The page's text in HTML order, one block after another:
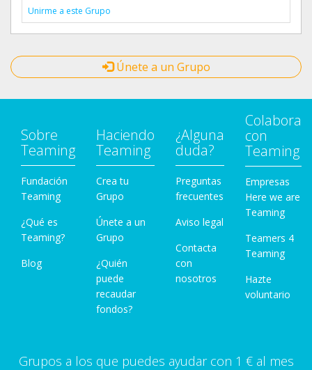
Unirme a este Grupo
Únete a un Grupo
Sobre
Teaming
Fundación
Teaming
¿Qué es
Teaming?
Blog
Haciendo
Teaming
Crea tu
Grupo
Únete a un
Grupo
¿Quién
puede
recaudar
fondos?
¿Alguna
duda?
Preguntas
frecuentes
Aviso legal
Contacta
con
nosotros
Colabora
con
Teaming
Empresas
Here we are
Teaming
Teamers 4
Teaming
Hazte
voluntario
Grupos a los que puedes ayudar con 1 € al mes